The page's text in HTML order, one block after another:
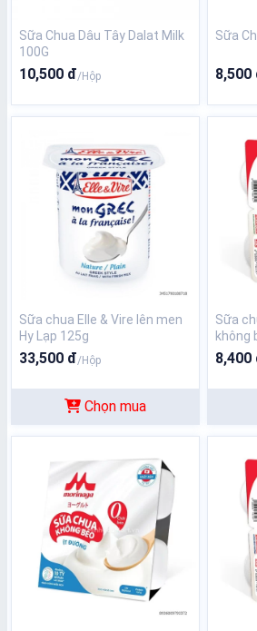
Sữa Chua Dâu Tây Dalat Milk
100G
10,500 đ/Hộp
Sữa
8,500
Sữa chua Elle & Vire lên men
Hy Lạp 125g
33,500 đ/Hộp
Chọn mua
Sữa
không
đam
8,400